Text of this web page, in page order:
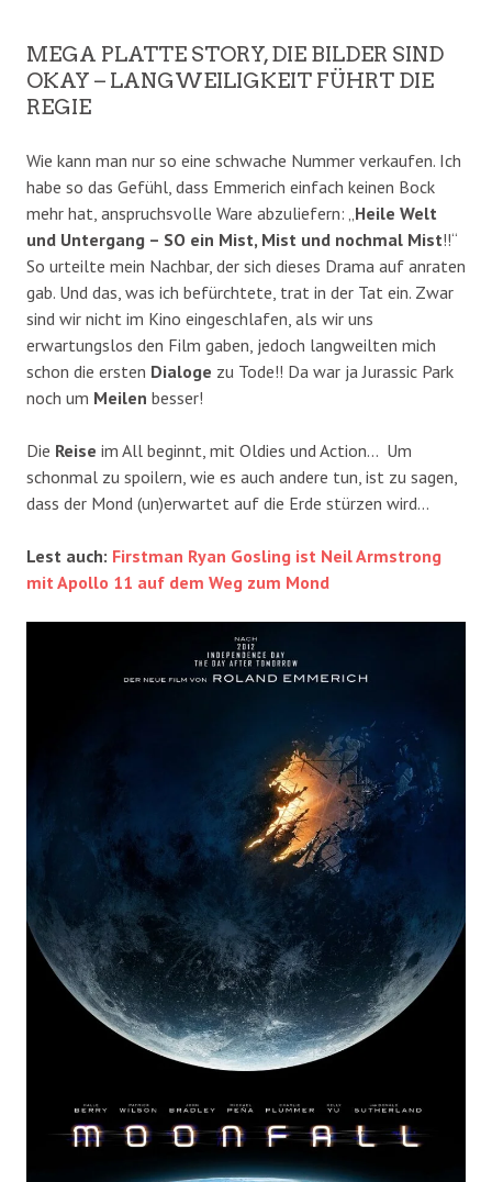
MEGA PLATTE STORY, DIE BILDER SIND
OKAY – LANGWEILIGKEIT FÜHRT DIE
REGIE
Wie kann man nur so eine schwache Nummer verkaufen. Ich
habe so das Gefühl, dass Emmerich einfach keinen Bock
mehr hat, anspruchsvolle Ware abzuliefern: „ Heile Welt
und Untergang – SO ein Mist, Mist und nochmal Mist!!“
So urteilte mein Nachbar, der sich dieses Drama auf anraten
gab. Und das, was ich befürchtete, trat in der Tat ein. Zwar
sind wir nicht im Kino eingeschlafen, als wir uns
erwartungslos den Film gaben, jedoch langweilten mich
schon die ersten Dialoge zu Tode!! Da war ja Jurassic Park
noch um Meilen besser!
Die Reise im All beginnt, mit Oldies und Action… Um
schonmal zu spoilern, wie es auch andere tun, ist zu sagen,
dass der Mond (un)erwartet auf die Erde stürzen wird…
Lest auch: Firstman Ryan Gosling ist Neil Armstrong
mit Apollo 11 auf dem Weg zum Mond